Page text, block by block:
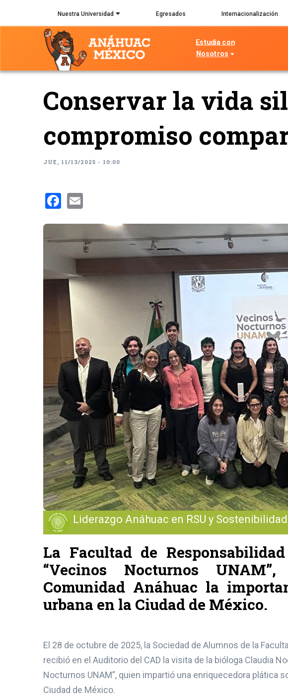
Nuestra Universidad Egresados Internacionalización
Estudia con
Nosotros
Conservar la vida
compromiso
JUE, 11/13/2025 - 10:00
Facebook
Liderazgo Anáhuac en RSU y Sostenibilidad
La Facultad de
“Vecinos Nocturnos
Comunidad Anáhuac la
urbana en la Ciudad de México.
El 28 de octubre de 2025, la Sociedad de Alumnos de la
recibió en el Auditorio del CAD la visita de la bióloga Claudia
Nocturnos UNAM”, quien impartió una enriquecedora plática
Ciudad de México.